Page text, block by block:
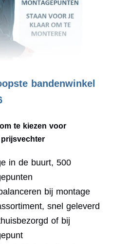
bandenwinkel
te kiezen voor
in de buurt, 500
bij montage
snel geleverd
of bij